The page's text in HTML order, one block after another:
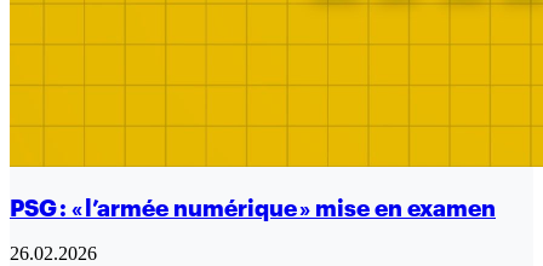
PSG : « l’armée numérique » mise en examen
26.02.2026